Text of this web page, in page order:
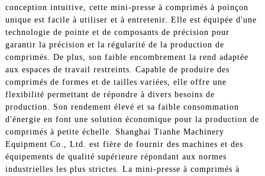
conception intuitive, cette mini-presse à comprimés à poinçon
unique est facile à utiliser et à entretenir. Elle est équipée d'une
technologie de pointe et de composants de précision pour
garantir la précision et la régularité de la production de
comprimés. De plus, son faible encombrement la rend adaptée
aux espaces de travail restreints. Capable de produire des
comprimés de formes et de tailles variées, elle offre une
flexibilité permettant de répondre à divers besoins de
production. Son rendement élevé et sa faible consommation
d'énergie en font une solution économique pour la production de
comprimés à petite échelle. Shanghai Tianhe Machinery
Equipment Co., Ltd. est fière de fournir des machines et des
équipements de qualité supérieure répondant aux normes
industrielles les plus strictes. La mini-presse à comprimés à